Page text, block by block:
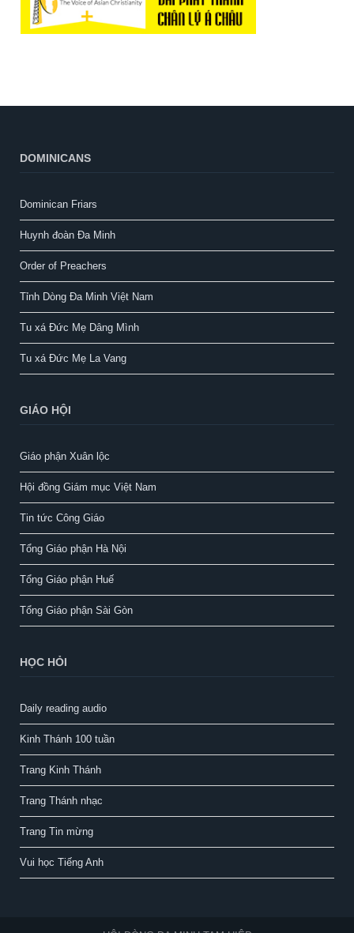
DOMINICANS
Dominican Friars
Huynh đoàn Đa Minh
Order of Preachers
Tỉnh Dòng Đa Minh Việt Nam
Tu xá Đức Mẹ Dâng Mình
Tu xá Đức Mẹ La Vang
GIÁO HỘI
Giáo phận Xuân lộc
Hội đồng Giám mục Việt Nam
Tin tức Công Giáo
Tổng Giáo phận Hà Nội
Tổng Giáo phận Huế
Tổng Giáo phận Sài Gòn
HỌC HỎI
Daily reading audio
Kinh Thánh 100 tuần
Trang Kinh Thánh
Trang Thánh nhạc
Trang Tin mừng
Vui học Tiếng Anh